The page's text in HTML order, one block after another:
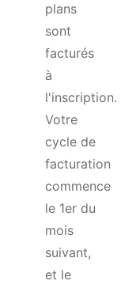
plans
sont
facturés
à
l'inscription.
Votre
cycle de
facturation
commence
le 1er du
mois
suivant,
et le